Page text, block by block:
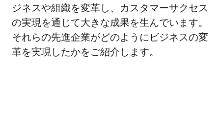
ジネスや組織を変革し、カスタマーサクセス
の実現を通じて大きな成果を生んでいます。
それらの先進企業がどのようにビジネスの変
革を実現したかをご紹介します。